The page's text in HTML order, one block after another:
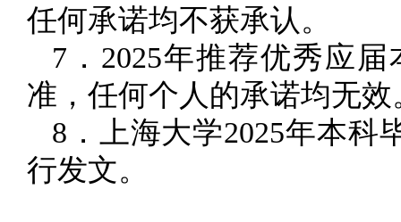
任何承诺均不获承认。
7．2025年推荐优秀应
准，任何个人的承诺均无效
8．上海大学2025年本科
行发文。